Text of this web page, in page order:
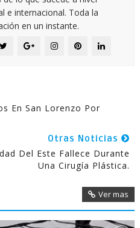
e internacional. Toda la
en un instante.
En San Lorenzo Por
Otras Noticias
Del Este Fallece Durante
Una Cirugía Plástica.
Ver mas